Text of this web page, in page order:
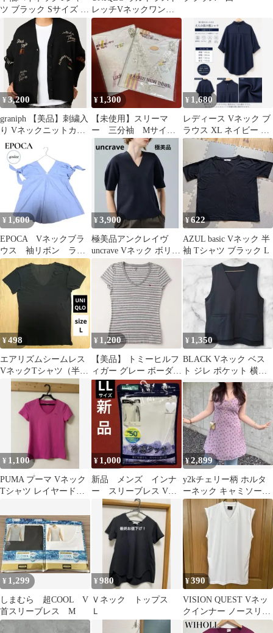
ツ ブラック Sサイズ メ
ンズ モックネック
レッチVネックワンピ
ース ノースリーブ RED
L
¥3,200
graniph 【美品】刺繍入
り Vネックニットカー
ディガン ブラックLサ
イズ
¥ 1,300
【未使用】スリーマ
ー 三分袖 Mサイ
ズ ２枚セット
¥ 1,680
レディース Vネック ブ
ラウス XL ネイビー ゆ
ったり バックスリット
¥ 1,600
EPOCA Vネックブラ
ウス 袖リボン ライ
トブルー M パフス
リーブ
¥3,900
極美品アンクレイヴ
uncrave Vネック ボリュ
ームスリーブ トップス
黒 2
¥622
AZUL basic Vネック 半
袖 Tシャツ ブラック L
¥498
エアリズムシームレス
VネックTシャツ（半
袖） インナー 黒 L
¥ 1,200
【美品】 トミーヒルフ
ィガー グレー ボーダー
Tシャツ Vネック XS
¥ 1,350
BLACK Vネック ベス
ト ジレ ポケット 横ス
リット入
¥ 1,100
PUMA プーマ Vネック
Tシャツ レイヤードに
¥ 1,000
新品 メンズ インナ
ー スリーブレス V
首 LLサイズ 肌着
白 冷感 UV加工
¥2,899
y2kチェリー柄 ホルタ
ーネック キャミソール
トップス
¥ 1,299
しまむら 超COOL V
首スリーブレス M
¥980
Ｖネック トップス
Ｌ
¥390
VISION QUEST Vネッ
クインナー ノースリー
ブ S